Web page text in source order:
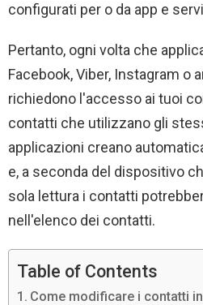
configurati per o da app e
Pertanto, ogni volta che
Facebook, Viber, Instagram o
richiedono l'accesso ai tuoi
contatti che utilizzano gli
applicazioni creano
e, a seconda del dispositivo
sola lettura i contatti
nell'elenco dei contatti.
Table of Contents
Come modificare i contatti